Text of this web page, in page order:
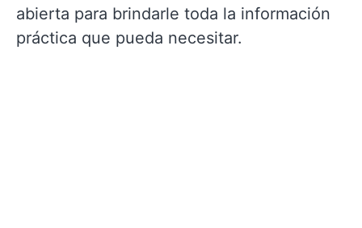
abierta para brindarle toda la información
práctica que pueda necesitar.